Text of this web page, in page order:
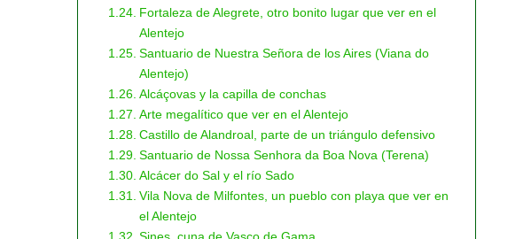
Fortaleza de Alegrete, otro bonito lugar que ver en el
Alentejo
Santuario de Nuestra Señora de los Aires (Viana do
Alentejo)
Alcáçovas y la capilla de conchas
Arte megalítico que ver en el Alentejo
Castillo de Alandroal, parte de un triángulo defensivo
Santuario de Nossa Senhora da Boa Nova (Terena)
Alcácer do Sal y el río Sado
Vila Nova de Milfontes, un pueblo con playa que ver en
el Alentejo